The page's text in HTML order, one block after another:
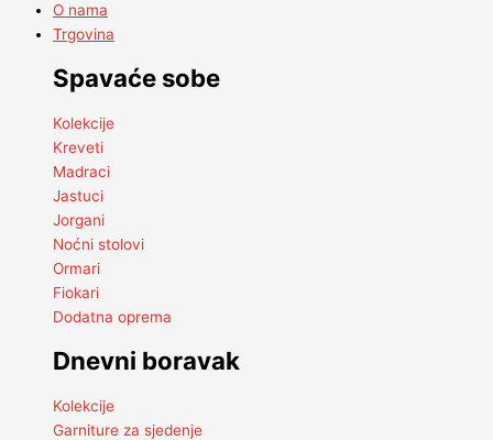
O nama
Trgovina
Spavaće sobe
Kolekcije
Kreveti
Madraci
Jastuci
Jorgani
Noćni stolovi
Ormari
Fiokari
Dodatna oprema
Dnevni boravak
Kolekcije
Garniture za sjedenje